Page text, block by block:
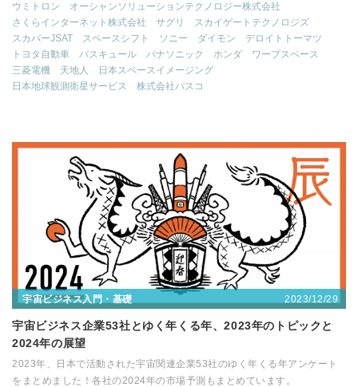
ウミトロン
オーシャンソリューションテクノロジー株式会社
さくらインターネット株式会社
サグリ
スカイゲートテクノロジズ
スカパーJSAT
スペースシフト ソニー ダイモン
デロイトトーマツ
トヨタ自動車
バスキュール パナソニック ホンダ
ワープスペース
三菱電機
天地人
日本スペースイメージング
日本地球観測衛星サービス
株式会社パスコ
宇宙ビジネス入門・基礎 2023/12/29
宇宙ビジネス企業53社とゆく年くる年、2023年のトピックと
2024年の展望
2023年、日本で活動された宇宙関連企業53社のゆく年くる年アンケート
をまとめました！各社の2024年の市場予測もまとめています。